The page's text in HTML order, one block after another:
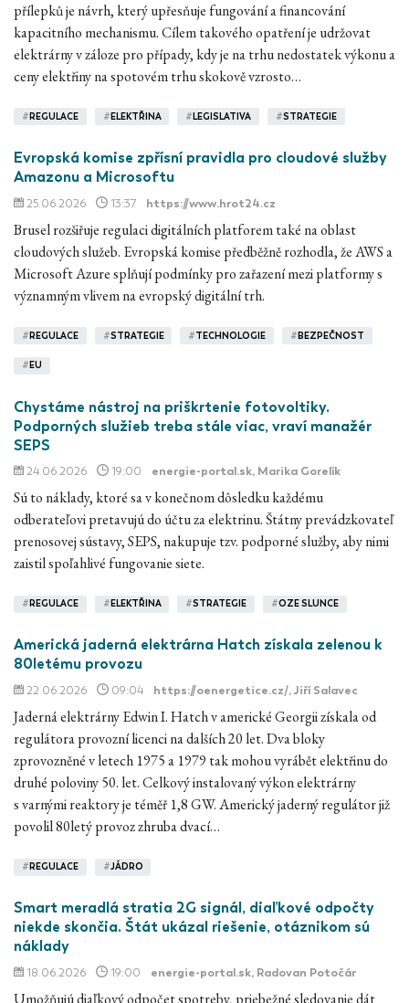
přílepků je návrh, který upřesňuje fungování a financování
kapacitního mechanismu. Cílem takového opatření je udržovat
elektrárny v záloze pro případy, kdy je na trhu nedostatek výkonu a
ceny elektřiny na spotovém trhu skokově vzrosto…
# REGULACE # ELEKTŘINA # LEGISLATIVA #STRATEGIE
Evropská komise zpřísní pravidla pro cloudové služby
Amazonu a Microsoftu
25.06.2026 13:37 https://www.hrot24.cz
Brusel rozšiřuje regulaci digitálních platforem také na oblast
cloudových služeb. Evropská komise předběžně rozhodla, že AWS a
Microsoft Azure splňují podmínky pro zařazení mezi platformy s
významným vlivem na evropský digitální trh.
# REGULACE #STRATEGIE #TECHNOLOGIE # BEZPEČNOST
# EU
Chystáme nástroj na priškrtenie fotovoltiky.
Podporných služieb treba stále viac, vraví manažér
SEPS
24.06.2026 19:00 energie-portal.sk, Marika Gorelík
Sú to náklady, ktoré sa v konečnom dôsledku každému
odberateľovi pretavujú do účtu za elektrinu. Štátny prevádzkovateľ
prenosovej sústavy, SEPS, nakupuje tzv. podporné služby, aby nimi
zaistil spoľahlivé fungovanie siete.
# REGULACE # ELEKTŘINA #STRATEGIE #OZE SLUNCE
Americká jaderná elektrárna Hatch získala zelenou k
80letému provozu
22.06.2026 09:04 https://oenergetice.cz/, Jiří Salavec
Jaderná elektrárny Edwin I. Hatch v americké Georgii získala od
regulátora provozní licenci na dalších 20 let. Dva bloky
zprovozněné v letech 1975 a 1979 tak mohou vyrábět elektřinu do
druhé poloviny 50. let. Celkový instalovaný výkon elektrárny
s varnými reaktory je téměř 1,8 GW. Americký jaderný regulátor již
povolil 80letý provoz zhruba dvací…
# REGULACE #JÁDRO
Smart meradlá stratia 2G signál, diaľkové odpočty
niekde skončia. Štát ukázal riešenie, otáznikom sú
náklady
18.06.2026 19:00 energie-portal.sk, Radovan Potočár
Umožňujú diaľkový odpočet spotreby, priebežné sledovanie dát